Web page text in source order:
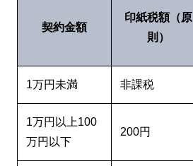
契約金額
印紙税額（原
則）
1万円未満 非課税
1万円以上100
万円以下
200円